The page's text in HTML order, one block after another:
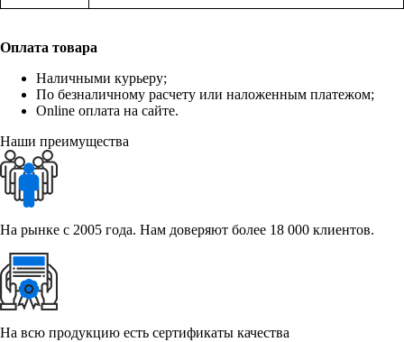
Оплата товара
Наличными курьеру;
По безналичному расчету или наложенным платежом;
Online оплата на сайте.
Наши преимущества
На рынке с 2005 года. Нам доверяют более 18 000 клиентов.
На всю продукцию есть сертификаты качества